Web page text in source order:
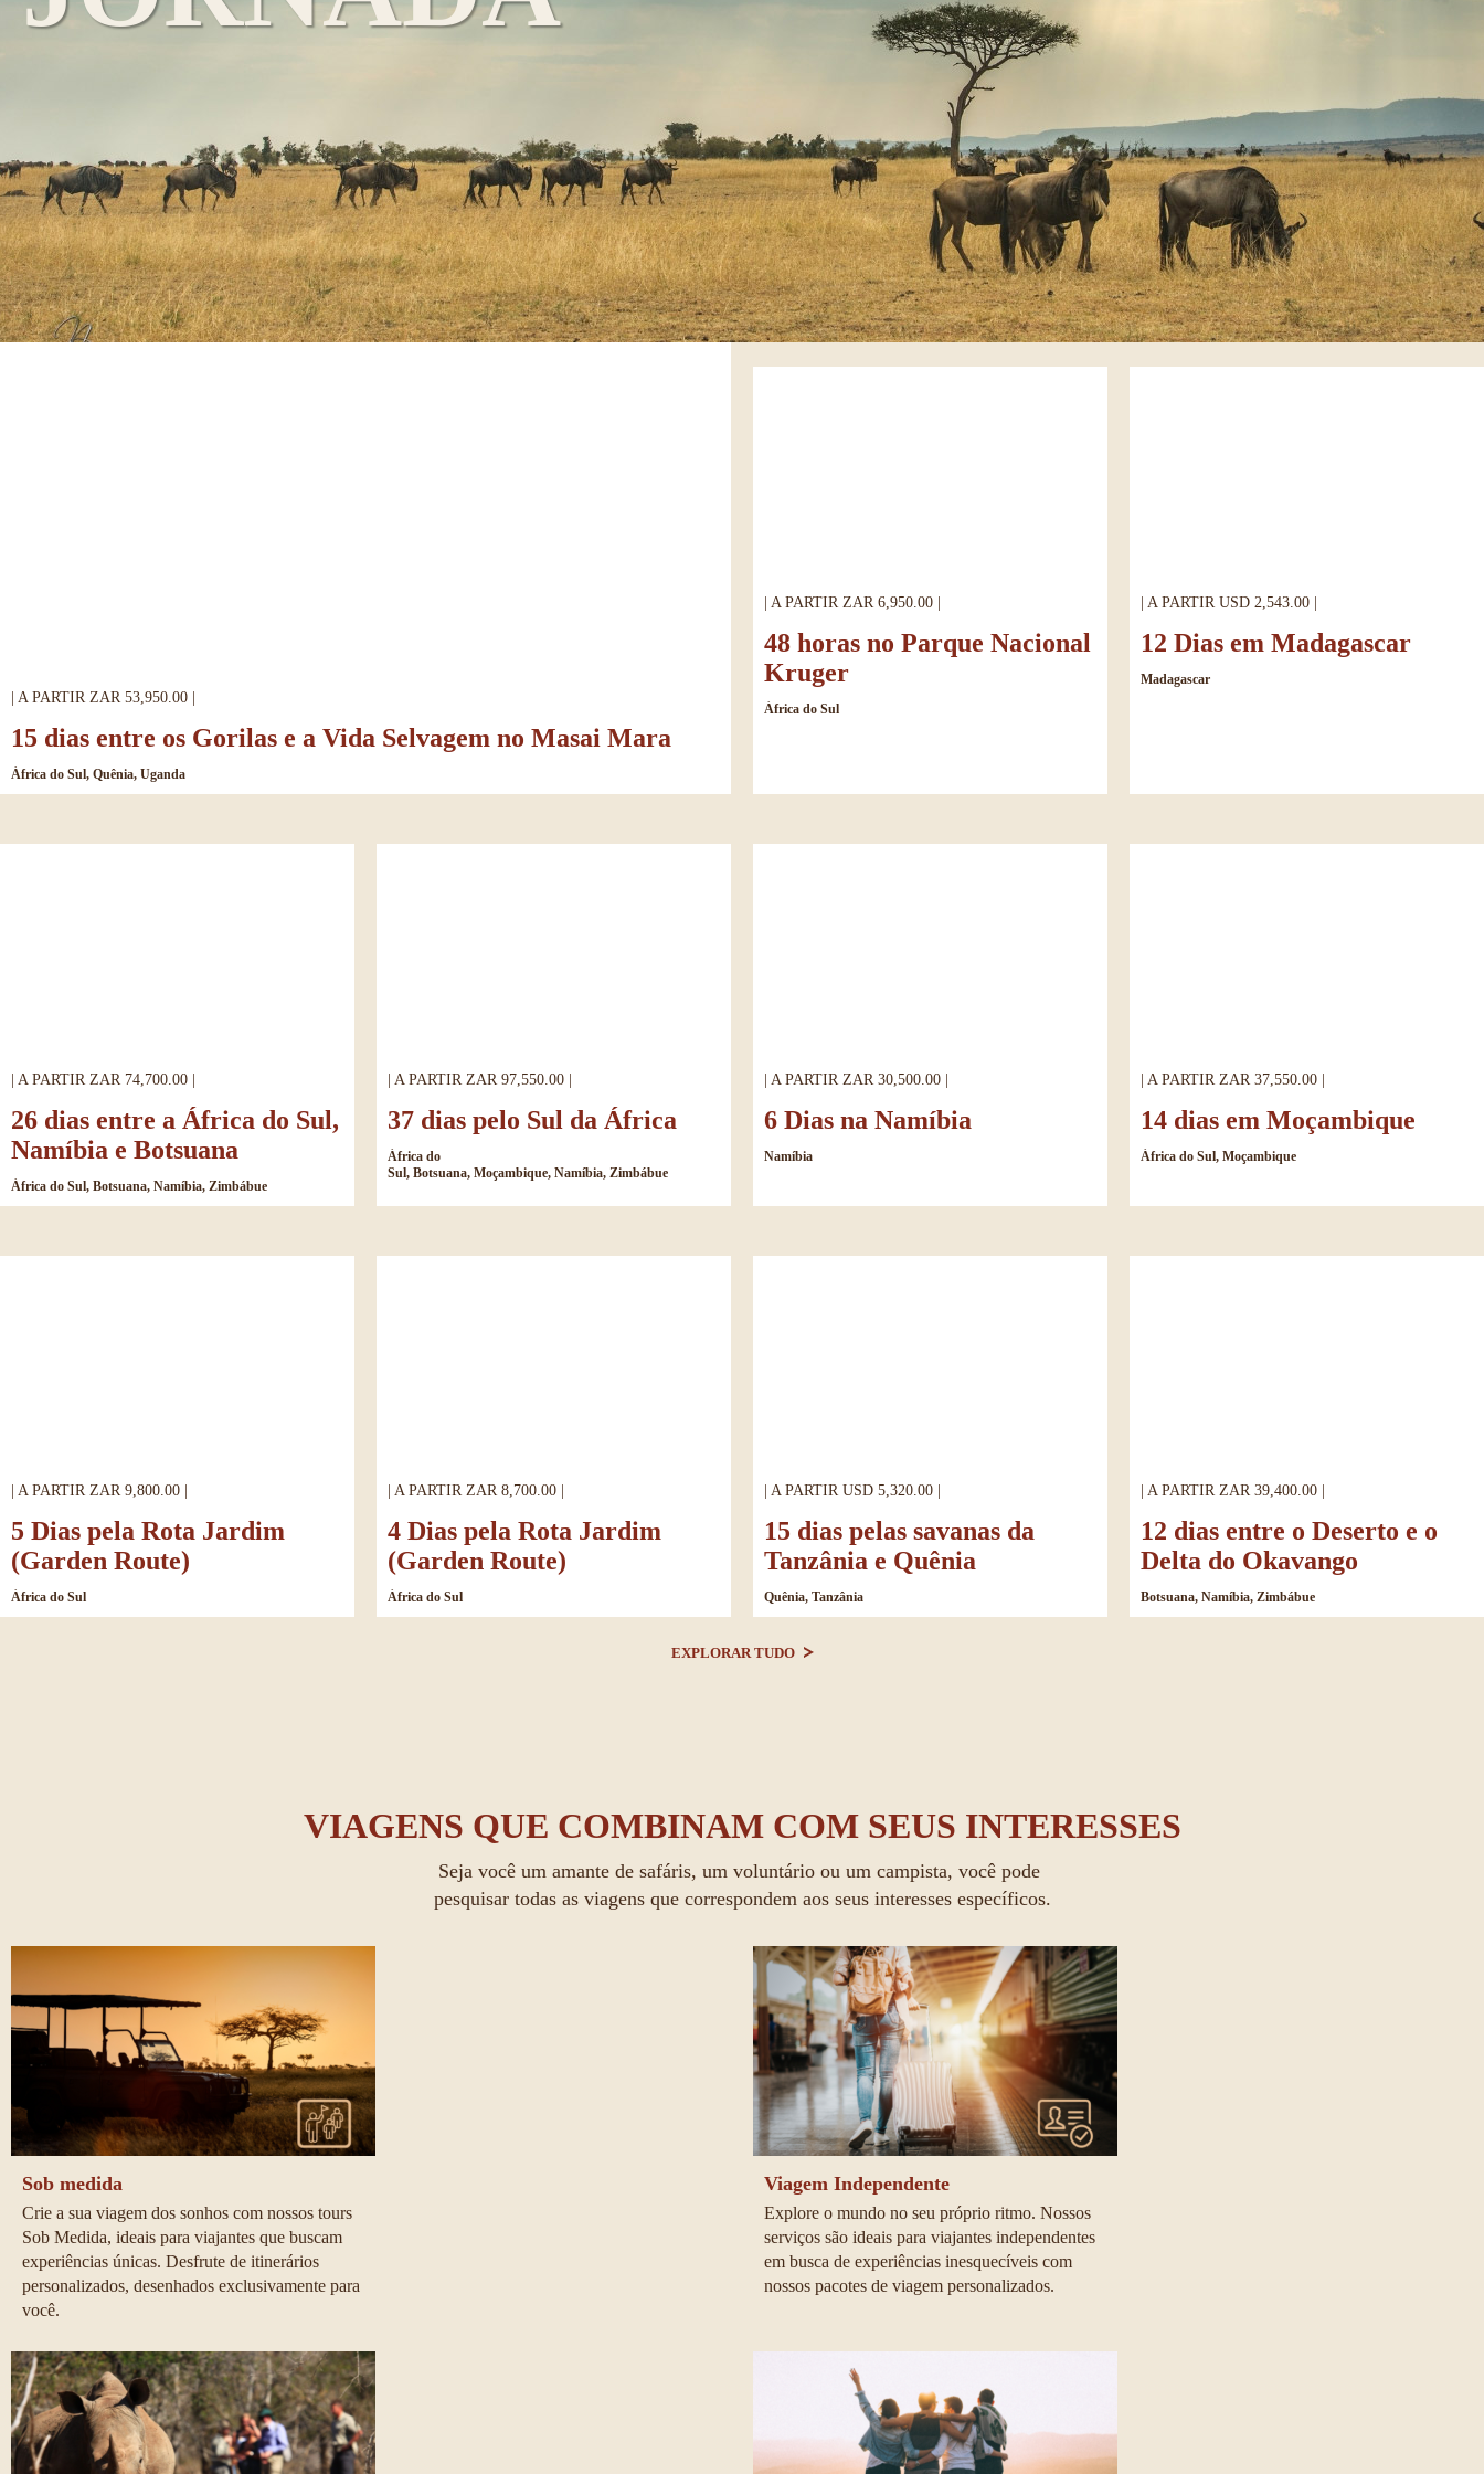
| A PARTIR ZAR 53,950.00 |
15 dias entre os Gorilas e a Vida Selvagem no Masai Mara
África do Sul, Quênia, Uganda
| A PARTIR ZAR 6,950.00 |
48 horas no Parque Nacional
Kruger
África do Sul
| A PARTIR USD 2,543.00 |
12 Dias em Madagascar
Madagascar
| A PARTIR ZAR 74,700.00 |
26 dias entre a África do Sul,
Namíbia e Botsuana
África do Sul, Botsuana, Namíbia, Zimbábue
| A PARTIR ZAR 97,550.00 |
37 dias pelo Sul da África
África do
Sul, Botsuana, Moçambique, Namíbia, Zimbábue
| A PARTIR ZAR 30,500.00 |
6 Dias na Namíbia
Namíbia
| A PARTIR ZAR 37,550.00 |
14 dias em Moçambique
África do Sul, Moçambique
| A PARTIR ZAR 9,800.00 |
5 Dias pela Rota Jardim
(Garden Route)
África do Sul
| A PARTIR ZAR 8,700.00 |
4 Dias pela Rota Jardim
(Garden Route)
África do Sul
| A PARTIR USD 5,320.00 |
15 dias pelas savanas da
Tanzânia e Quênia
Quênia, Tanzânia
| A PARTIR ZAR 39,400.00 |
12 dias entre o Deserto e o
Delta do Okavango
Botsuana, Namíbia, Zimbábue
EXPLORAR TUDO
VIAGENS QUE COMBINAM COM SEUS INTERESSES
Seja você um amante de safáris, um voluntário ou um campista, você pode
pesquisar todas as viagens que correspondem aos seus interesses específicos.
Sob medida
Crie a sua viagem dos sonhos com nossos tours
Sob Medida, ideais para viajantes que buscam
experiências únicas. Desfrute de itinerários
personalizados, desenhados exclusivamente para
você.
Viagem Independente
Explore o mundo no seu próprio ritmo. Nossos
serviços são ideais para viajantes independentes
em busca de experiências inesquecíveis com
nossos pacotes de viagem personalizados.